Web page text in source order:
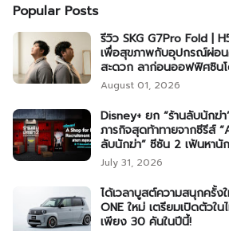
Popular Posts
รีวิว SKG G7Pro Fold |
เพื่อสุขภาพกับอุปกรณ์ผ่อ
สะดวก ลาก่อนออฟฟิศซิน
August 01, 2026
Disney+ ยก “ร้านลับนักฆ่
ภารกิจสุดท้าทายจากซีรีส์
ลับนักฆ่า” ซีซัน 2 เฟ้นหานัก
July 31, 2026
ได้เวลาบูสต์ความสนุกครั้ง
ONE ใหม่ เตรียมเปิดตัวใ
เพียง 30 คันในปีนี้!